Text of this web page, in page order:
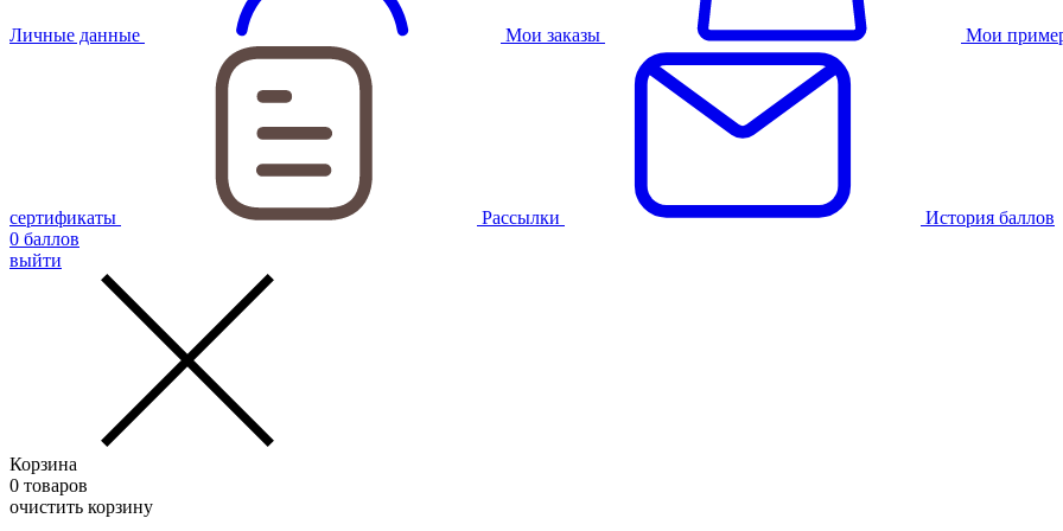
Личные данные Мои заказы Мои
сертификаты Рассылки
История баллов
0 баллов
выйти
Корзина
0 товаров
очистить корзину